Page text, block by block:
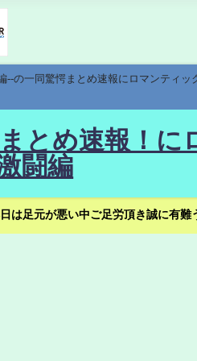
の一同驚愕まとめ速報にロマンティッ
とめ速報！に
闘編
足元が悪い中ご足労頂き誠に有難